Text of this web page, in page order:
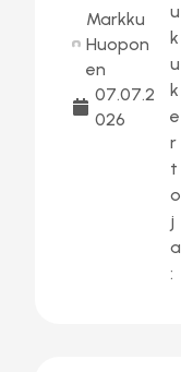
Markku
Huopon
en
07.07.2
026
u
k
u
k
e
r
t
o
j
a
: